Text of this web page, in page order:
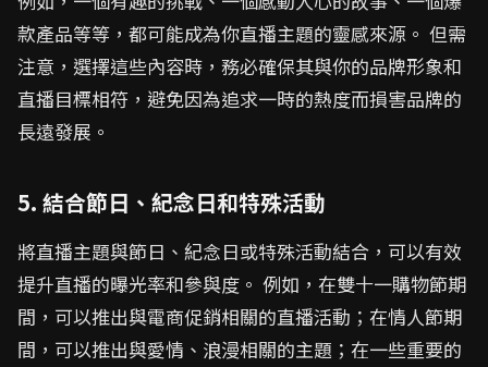
款產品等等，都可能成為你直播主題的靈感來源。 但需
注意，選擇這些內容時，務必確保其與你的品牌形象和
直播目標相符，避免因為追求一時的熱度而損害品牌的
長遠發展。
5. 結合節日、紀念日和特殊活動
將直播主題與節日、紀念日或特殊活動結合，可以有效
提升直播的曝光率和參與度。 例如，在雙十一購物節期
間，可以推出與電商促銷相關的直播活動；在情人節期
間，可以推出與愛情、浪漫相關的主題；在一些重要的